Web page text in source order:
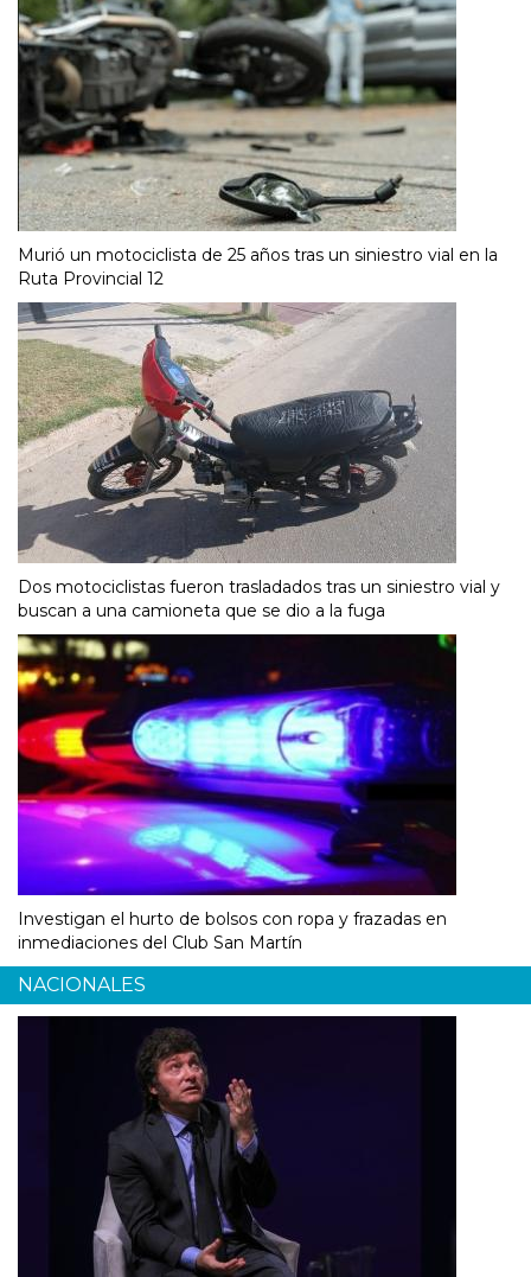
Murió un motociclista de 25 años tras un siniestro vial en la
Ruta Provincial 12
Dos motociclistas fueron trasladados tras un siniestro vial y
buscan a una camioneta que se dio a la fuga
Investigan el hurto de bolsos con ropa y frazadas en
inmediaciones del Club San Martín
NACIONALES